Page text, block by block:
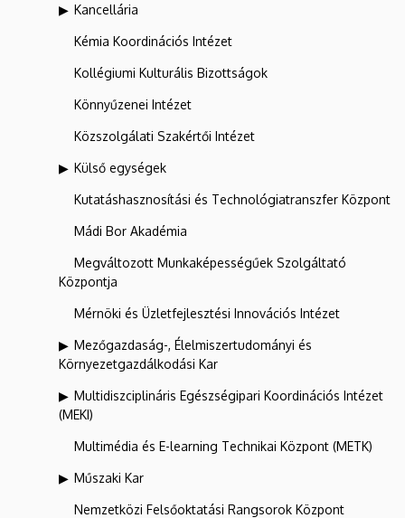
Kancellária
Kémia Koordinációs Intézet
Kollégiumi Kulturális Bizottságok
Könnyűzenei Intézet
Közszolgálati Szakértői Intézet
Külső egységek
Kutatáshasznosítási és Technológiatranszfer Központ
Mádi Bor Akadémia
Megváltozott Munkaképességűek Szolgáltató
Központja
Mérnöki és Üzletfejlesztési Innovációs Intézet
Mezőgazdaság-, Élelmiszertudományi és
Környezetgazdálkodási Kar
Multidiszciplináris Egészségipari Koordinációs Intézet
(MEKI)
Multimédia és E-learning Technikai Központ (METK)
Műszaki Kar
Nemzetközi Felsőoktatási Rangsorok Központ